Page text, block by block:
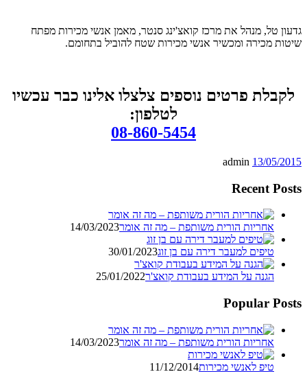
גדעון טל, מנהל את מרכז קואצ'ינג סנטר, מאמן אנשי מכירות מפתח
שיטות מכירה ומכשיר אנשי מכירות שטח להוביל בתחומם.
לקבלת פרטים נוספים צלצלו אלינו כבר עכשיו
לטלפון:
08-860-5454
13/05/2015
admin
Recent Posts
אחריות הורית משותפת – מה זה אומר14/03/2023
טיפים למעבר דירה עם בן זוג30/01/2023
הגנה על המידע בעבודת קואצ'ר25/01/2022
Popular Posts
אחריות הורית משותפת – מה זה אומר14/03/2023
טיפ לאנשי מכירות11/12/2014